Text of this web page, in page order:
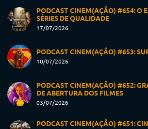
PODCAST CINEM(AÇÃO) #654: O
SÉRIES DE QUALIDADE
17/07/2026
PODCAST CINEM(AÇÃO) #653:
10/07/2026
PODCAST CINEM(AÇÃO) #652:
DE ABERTURA DOS FILMES
03/07/2026
PODCAST CINEM(AÇÃO) #651: